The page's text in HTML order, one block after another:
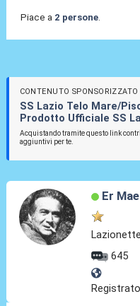
Piace a 2 persone.
CONTENUTO SPONSORIZZATO
SS Lazio Telo Mare/
Prodotto Ufficiale SS
Acquistando tramite questo link
aggiuntivi per te.
Er
645
Registrato